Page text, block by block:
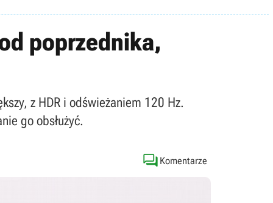
poprzednika,
z HDR i odświeżaniem 120 Hz.
go obsłużyć.
 Komentarze